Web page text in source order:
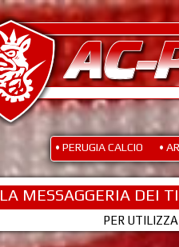
• PERUGIA CALCIO •
LA MESSAGGERIA DEI
PER